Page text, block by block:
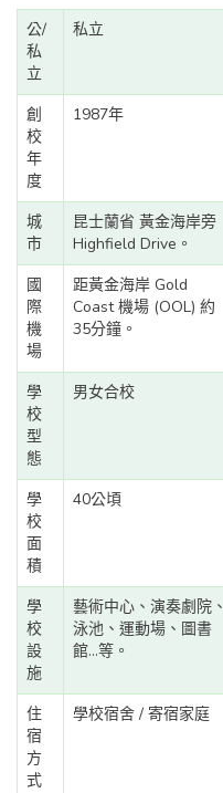
公/
私
立
私立
創
校
年
度
1987年
城
市
昆士蘭省 黃金海岸旁
Highfield Drive。
國
際
機
場
距黃金海岸 Gold
Coast 機場 (OOL) 約
35分鐘。
學
校
型
態
男女合校
學
校
面
積
40公頃
學
校
設
施
藝術中心、演奏劇院、
泳池、運動場、圖書
館...等。
住
宿
方
式
學校宿舍 / 寄宿家庭